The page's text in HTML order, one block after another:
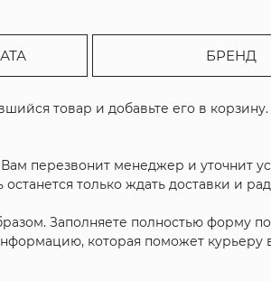
БРЕНД
товар и добавьте его в
Вам перезвонит менеджер и уточнит
только ждать доставки и
Заполняете полностью форму
которая поможет